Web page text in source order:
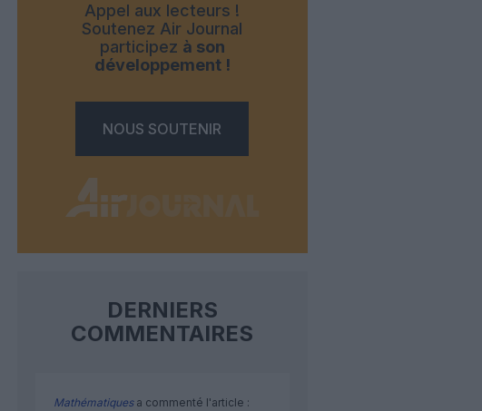
Appel aux lecteurs !
Soutenez Air Journal
participez à son
développement !
NOUS SOUTENIR
DERNIERS
COMMENTAIRES
Mathématiquesa commenté l'article :